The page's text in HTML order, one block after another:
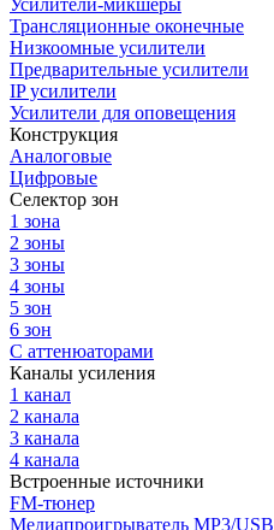
Усилители-микшеры
Трансляционные оконечные
Низкоомные усилители
Предварительные усилители
IP усилители
Усилители для оповещения
Конструкция
Аналоговые
Цифровые
Селектор зон
1 зона
2 зоны
3 зоны
4 зоны
5 зон
6 зон
С аттенюаторами
Каналы усиления
1 канал
2 канала
3 канала
4 канала
Встроенные источники
FM-тюнер
Медиапроигрыватель MP3/USB